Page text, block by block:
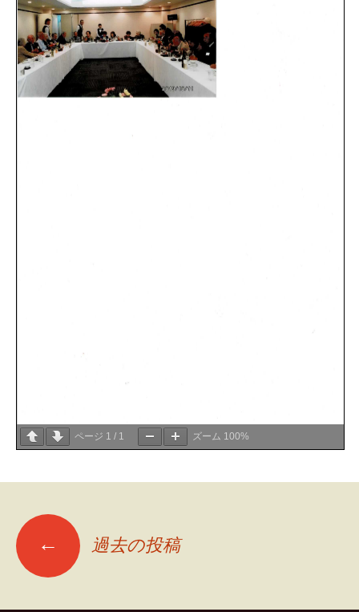
ページ 1 / 1 ズーム 100%
投
稿
← 過去の投稿